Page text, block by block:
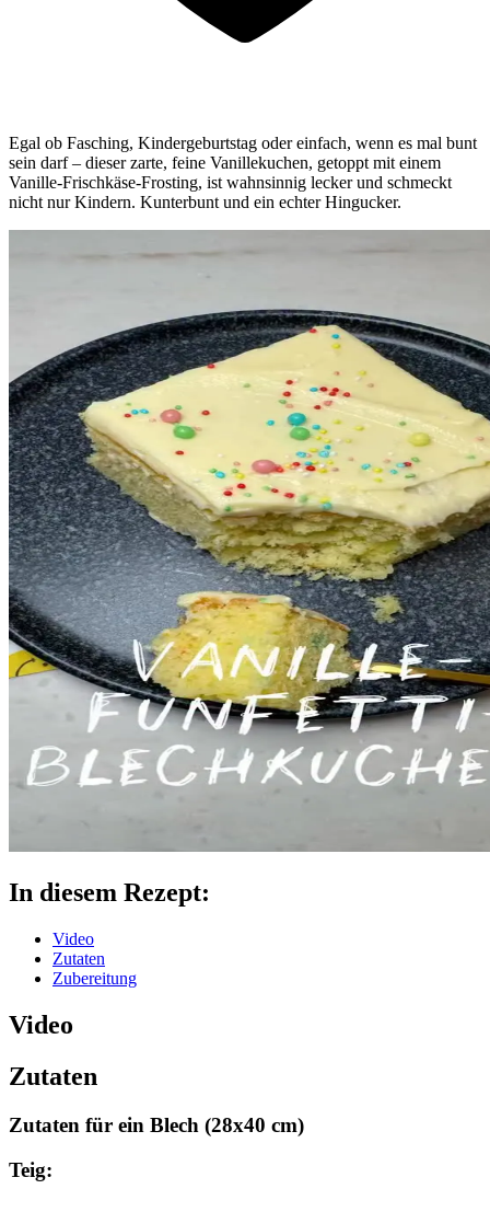
Egal ob Fasching, Kindergeburtstag oder einfach, wenn es mal bunt
sein darf – dieser zarte, feine Vanillekuchen, getoppt mit einem
Vanille-Frischkäse-Frosting, ist wahnsinnig lecker und schmeckt
nicht nur Kindern. Kunterbunt und ein echter Hingucker.
In diesem Rezept:
Video
Zutaten
Zubereitung
Video
Zutaten
Zutaten für ein Blech (28x40 cm)
Teig: